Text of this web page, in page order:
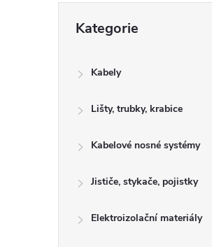
kategorie
Kategorie
Kabely
Lišty, trubky, krabice
Kabelové nosné systémy
Jističe, stykače, pojistky
Elektroizolační materiály